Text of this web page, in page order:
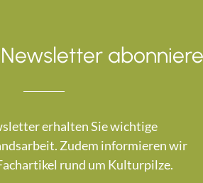
erhalten Sie wichtige
Zudem informieren wir
rund um Kulturpilze.